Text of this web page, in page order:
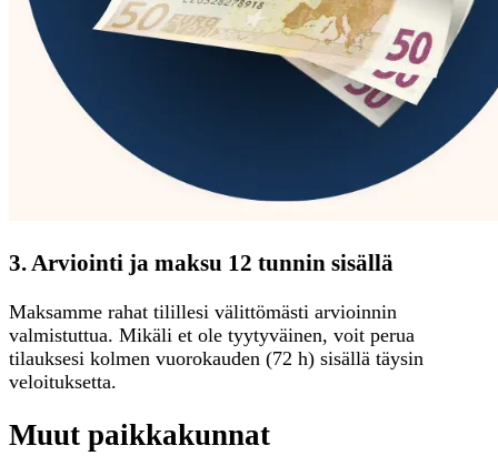
3. Arviointi ja maksu 12 tunnin sisällä
Maksamme rahat tilillesi välittömästi arvioinnin
valmistuttua. Mikäli et ole tyytyväinen, voit perua
tilauksesi kolmen vuorokauden (72 h) sisällä täysin
veloituksetta.
Muut paikkakunnat